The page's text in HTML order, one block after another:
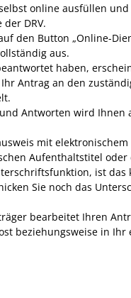
online ausfüllen
DRV.
den Button „Online-
aus.
haben,
Antrag an den
Antworten wird Ihnen
mit elektronischem
Aufenthaltstitel oder
ist das
Sie noch das
bearbeitet Ihren
beziehungsweise in Ihr